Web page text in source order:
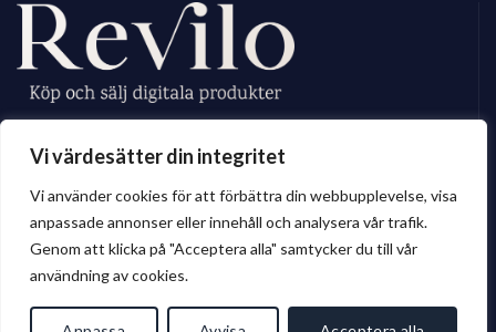
Vi värdesätter din integritet
Vi använder cookies för att förbättra din webbupplevelse, visa
anpassade annonser eller innehåll och analysera vår trafik.
Genom att klicka på "Acceptera alla" samtycker du till vår
användning av cookies.
erbjuder ett brett sortiment av digitalt material till privatperson och företag.
© 2026 Revilo.se